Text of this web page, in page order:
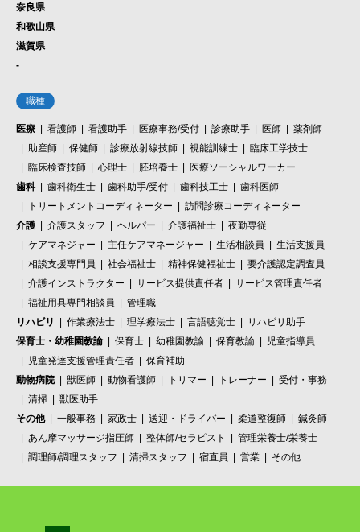
奈良県
和歌山県
滋賀県
-
職種
医療 看護師 看護助手 医療事務/受付 診療助手 医師
薬剤師
助産師
保健師 診療放射線技師 視能訓練士
臨床工学技士
臨床検査技師
心理士 胚培養士
医療ソーシャルワーカー
歯科
歯科衛生士 歯科助手/受付 歯科技工士
歯科医師
トリートメントコーディネーター
訪問診療コーディネーター
介護
介護スタッフ ヘルパー 介護福祉士
夜勤専従
ケアマネジャー
主任ケアマネージャー 生活相談員
生活支援員
相談支援専門員
社会福祉士 精神保健福祉士
要介護認定調査員
介護インストラクター
サービス提供責任者
サービス管理責任者
福祉用具専門相談員
管理職
リハビリ
作業療法士 理学療法士 言語聴覚士
リハビリ助手
保育士・幼稚園教諭
保育士 幼稚園教諭 保育教諭
児童指導員
児童発達支援管理責任者
保育補助
動物病院
獣医師 動物看護師 トリマー トレーナー
受付・事務
清掃
獣医助手
その他
一般事務 家政士 送迎・ドライバー 柔道整復師
鍼灸師
あん摩マッサージ指圧師
整体師/セラピスト
管理栄養士/栄養士
調理師/調理スタッフ
清掃スタッフ 宿直員 営業 その他